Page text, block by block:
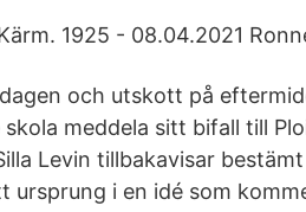
1925 - 08.04.2021
och utskott på
meddela sitt bifall till
Levin tillbakavisar
ursprung i en idé som